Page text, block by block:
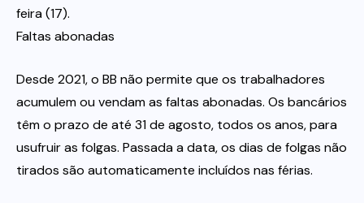
feira (17).
Faltas abonadas
Desde 2021, o BB não permite que os trabalhadores
acumulem ou vendam as faltas abonadas. Os bancários
têm o prazo de até 31 de agosto, todos os anos, para
usufruir as folgas. Passada a data, os dias de folgas não
tirados são automaticamente incluídos nas férias.